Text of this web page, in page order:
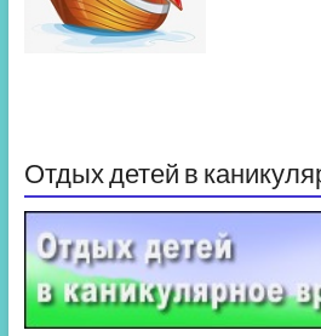
Отдых детей в